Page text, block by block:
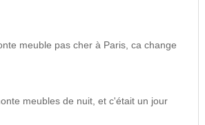
meuble pas cher à Paris, ca change
meubles de nuit, et c'était un jour